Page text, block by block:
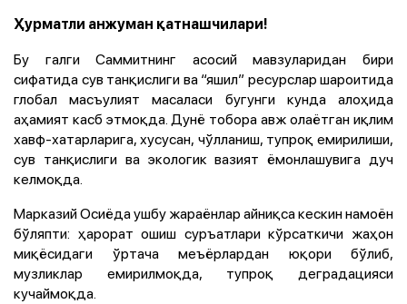
Ҳурматли анжуман қатнашчилари!
Бу галги Саммитнинг асосий мавзуларидан бири
сифатида сув танқислиги ва “яшил” ресурслар шароитида
глобал масъулият масаласи бугунги кунда алоҳида
аҳамият касб этмоқда. Дунё тобора авж олаётган иқлим
хавф-хатарларига, хусусан, чўлланиш, тупроқ емирилиши,
сув танқислиги ва экологик вазият ёмонлашувига дуч
келмоқда.
Марказий Осиёда ушбу жараёнлар айниқса кескин намоён
бўляпти: ҳарорат ошиш суръатлари кўрсаткичи жаҳон
миқёсидаги ўртача меъёрлардан юқори бўлиб,
музликлар емирилмоқда, тупроқ деградацияси
кучаймоқда.